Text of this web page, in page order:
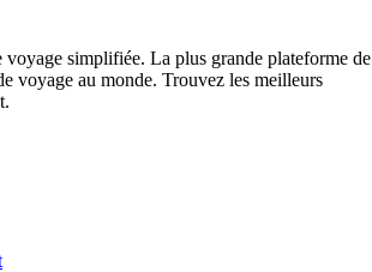
voyage simplifiée. La plus grande plateforme de
voyage au monde. Trouvez les meilleurs